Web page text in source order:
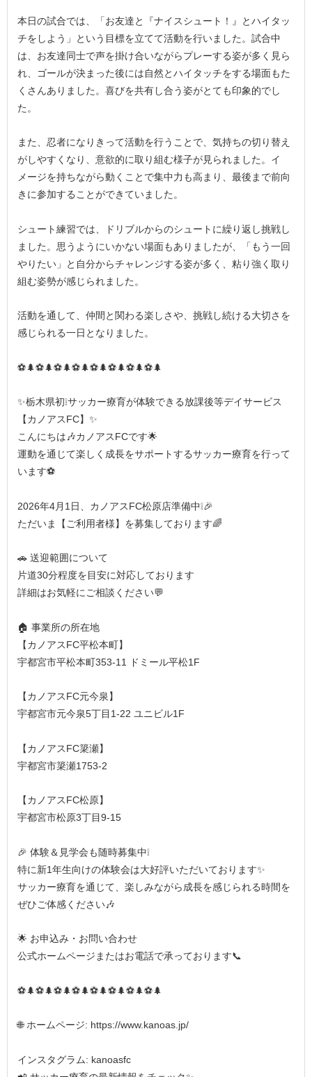
本日の試合では、「お友達と『ナイスシュート！』とハイタッ
チをしよう」という目標を立てて活動を行いました。試合中
は、お友達同士で声を掛け合いながらプレーする姿が多く見ら
れ、ゴールが決まった後には自然とハイタッチをする場面もた
くさんありました。喜びを共有し合う姿がとても印象的でし
た。
また、忍者になりきって活動を行うことで、気持ちの切り替え
がしやすくなり、意欲的に取り組む様子が見られました。イ
メージを持ちながら動くことで集中力も高まり、最後まで前向
きに参加することができていました。
シュート練習では、ドリブルからのシュートに繰り返し挑戦し
ました。思うようにいかない場面もありましたが、「もう一回
やりたい」と自分からチャレンジする姿が多く、粘り強く取り
組む姿勢が感じられました。
活動を通して、仲間と関わる楽しさや、挑戦し続ける大切さを
感じられる一日となりました。
⚽🌲⚽🌲⚽🌲⚽🌲⚽🌲⚽🌲⚽🌲⚽🌲
✨栃木県初❕サッカー療育が体験できる放課後等デイサービス
【カノアスFC】✨
こんにちは🎶カノアスFCです🌟
運動を通じて楽しく成長をサポートするサッカー療育を行って
います⚽
2026年4月1日、カノアスFC松原店準備中❕🎉
ただいま【ご利用者様】を募集しております🌈
🚗 送迎範囲について
片道30分程度を目安に対応しております
詳細はお気軽にご相談ください💬
🏠 事業所の所在地
【カノアスFC平松本町】
宇都宮市平松本町353-11 ドミール平松1F
【カノアスFC元今泉】
宇都宮市元今泉5丁目1-22 ユニビル1F
【カノアスFC簗瀬】
宇都宮市簗瀬1753-2
【カノアスFC松原】
宇都宮市松原3丁目9-15
🎉 体験＆見学会も随時募集中❕
特に新1年生向けの体験会は大好評いただいております✨
サッカー療育を通じて、楽しみながら成長を感じられる時間を
ぜひご体感ください🎶
🌟 お申込み・お問い合わせ
公式ホームページまたはお電話で承っております📞
⚽🌲⚽🌲⚽🌲⚽🌲⚽🌲⚽🌲⚽🌲⚽🌲
🌐 ホームページ: https://www.kanoas.jp/
インスタグラム: kanoasfc